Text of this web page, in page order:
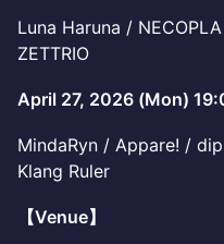
Luna Haruna /
ZETTRIO
April 27, 2026 (Mon)
MindaRyn / Appare! /
Klang Ruler
【Venue】